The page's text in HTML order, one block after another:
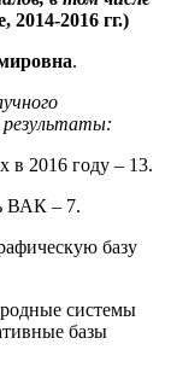
2014-2016 гг.)
.
результаты:
в 2016 году – 13.
ВАК – 7.
базу
системы
базы